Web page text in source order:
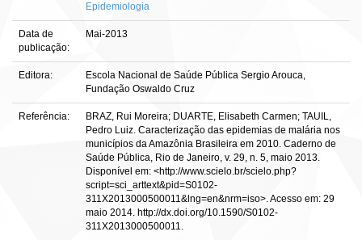
Epidemiologia
Data de
publicação:
Mai-2013
Editora:
Escola Nacional de Saúde Pública Sergio Arouca,
Fundação Oswaldo Cruz
Referência:
BRAZ, Rui Moreira; DUARTE, Elisabeth Carmen; TAUIL,
Pedro Luiz. Caracterização das epidemias de malária nos
municípios da Amazônia Brasileira em 2010. Caderno de
Saúde Pública, Rio de Janeiro, v. 29, n. 5, maio 2013.
Disponível em: <http://www.scielo.br/scielo.php?
script=sci_arttext&pid=S0102-
311X2013000500011&lng=en&nrm=iso>. Acesso em: 29
maio 2014. http://dx.doi.org/10.1590/S0102-
311X2013000500011.